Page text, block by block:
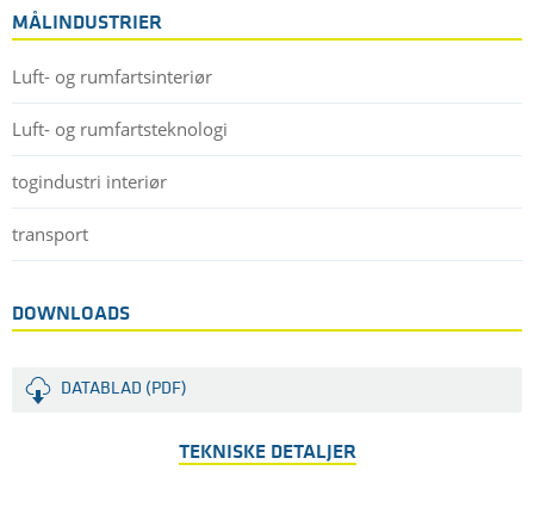
MÅLINDUSTRIER
Luft- og rumfartsinteriør
Luft- og rumfartsteknologi
togindustri interiør
transport
DOWNLOADS
DATABLAD (PDF)
TEKNISKE DETALJER